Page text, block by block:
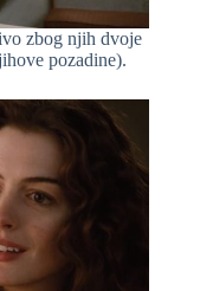
zbog njih dvoje
pozadine).